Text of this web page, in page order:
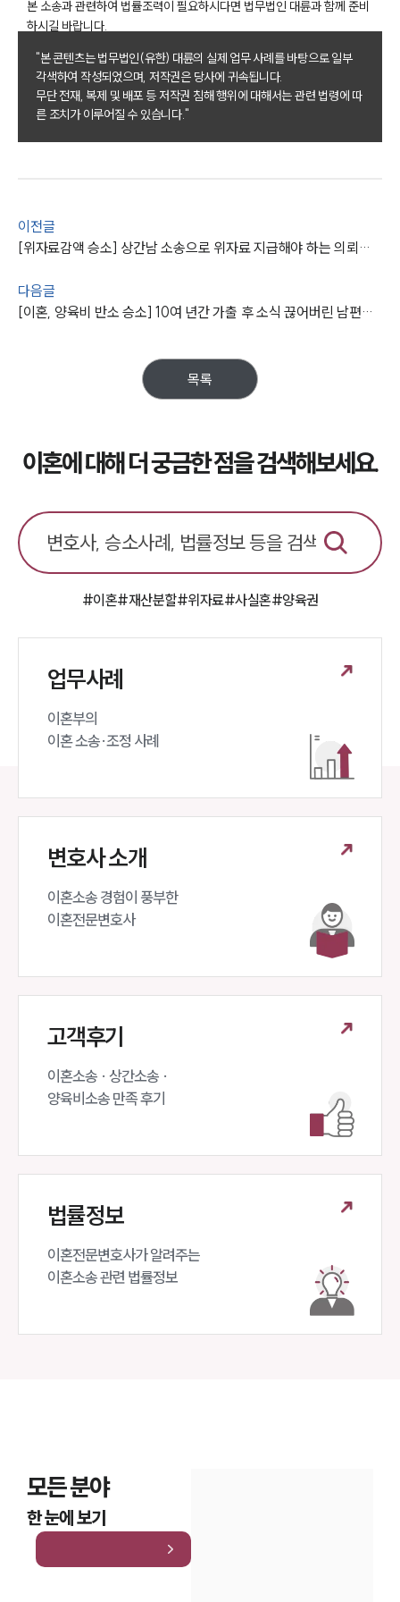
업무사례
이혼 주요 업무사례
사례분석/최신동향
이혼 법률정보
법률지식인
전체
이혼 양육비계산기
이혼전문변호사
언론보도
법률 블로그
뉴스레터/브로슈어
본 소송과 관련하여 법률조력이 필요하시다면 법무법인 대륜과 함께 준비
하시길 바랍니다.
"본 콘텐츠는 법무법인(유한) 대륜의 실제 업무 사례를 바탕으로 일부
각색하여 작성되었으며, 저작권은 당사에 귀속됩니다.
무단 전재, 복제 및 배포 등 저작권 침해 행위에 대해서는 관련 법령에 따
른 조치가 이루어질 수 있습니다."
이전글
[위자료감액 승소] 상간남 소송으로 위자료 지급해야 하는 의뢰인의 감액 성공
다음글
[이혼, 양육비 반소 승소] 10여 년간 가출 후 소식 끊어버린 남편을 상대로 한 이혼소송 및 과거양육비 청구
목록
이혼에 대해 더 궁금한 점을 검색해보세요.
#이혼#재산분할#위자료#사실혼#양육권
업무사례
이혼부의
이혼 소송·조정 사례
변호사 소개
이혼소송 경험이 풍부한
이혼전문변호사
고객후기
이혼소송 · 상간소송 ·
양육비소송 만족 후기
법률정보
이혼전문변호사가 알려주는
이혼소송 관련 법률정보
모든 분야
한 눈에 보기